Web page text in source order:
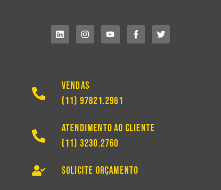
Vendas
(11) 97821.2961
Atendimento ao Cliente
(11) 3230.2760
Solicite Orçamento